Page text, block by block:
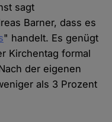
sagt
Barner, dass es
" handelt. Es genügt
Kirchentag formal
der eigenen
als 3 Prozent